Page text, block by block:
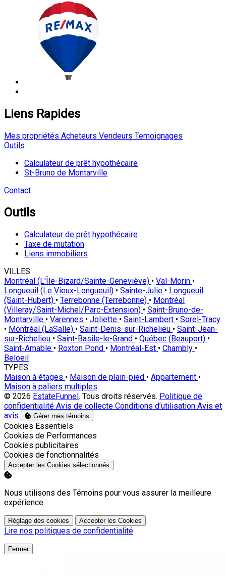
Liens Rapides
Mes propriétés Acheteurs Vendeurs Temoignages
Outils
Calculateur de prêt hypothécaire
St-Bruno de Montarville
Contact
Outils
Calculateur de prêt hypothécaire
Taxe de mutation
Liens immobiliers
VILLES
Montréal (L'Île-Bizard/Sainte-Geneviève) • Val-Morin •
Longueuil (Le Vieux-Longueuil) • Sainte-Julie • Longueuil
(Saint-Hubert) • Terrebonne (Terrebonne) • Montréal
(Villeray/Saint-Michel/Parc-Extension) • Saint-Bruno-de-
Montarville • Varennes • Joliette • Saint-Lambert • Sorel-Tracy
• Montréal (LaSalle) • Saint-Denis-sur-Richelieu • Saint-Jean-
sur-Richelieu • Saint-Basile-le-Grand • Québec (Beauport) •
Saint-Amable • Roxton Pond • Montréal-Est • Chambly •
Beloeil
TYPES
Maison à étages • Maison de plain-pied • Appartement •
Maison à paliers multiples
© 2026 EstateFunnel. Tous droits réservés. Politique de
confidentialité Avis de collecte Conditions d’utilisation Avis et
avis
Gérer mes témoins
Activer
Cookies Essentiels
Activer
Cookies de Performances
Activer
Cookies publicitaires
Activer
Cookies de fonctionnalités
Accepter les Cookies sélectionnés
Nous utilisons des Témoins pour vous assurer la meilleure
expérience.
Réglage des cookies Accepter les Cookies
Lire nos politiques de confidentialité
Fermer